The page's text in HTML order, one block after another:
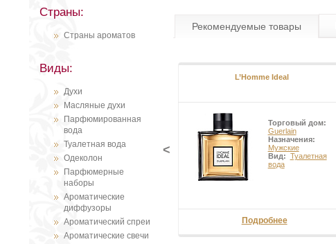
Страны:
Страны ароматов
Виды:
Духи
Масляные духи
Парфюмированная
вода
Туалетная вода
Одеколон
Парфюмерные
наборы
Ароматические
диффузоры
Ароматический спреи
Ароматические свечи
Рекомендуемые товары
L’Homme Ideal
Торговый дом:
Guerlain
Назначения:
Мужские
Вид: Туалетная
вода
Подробнее
<